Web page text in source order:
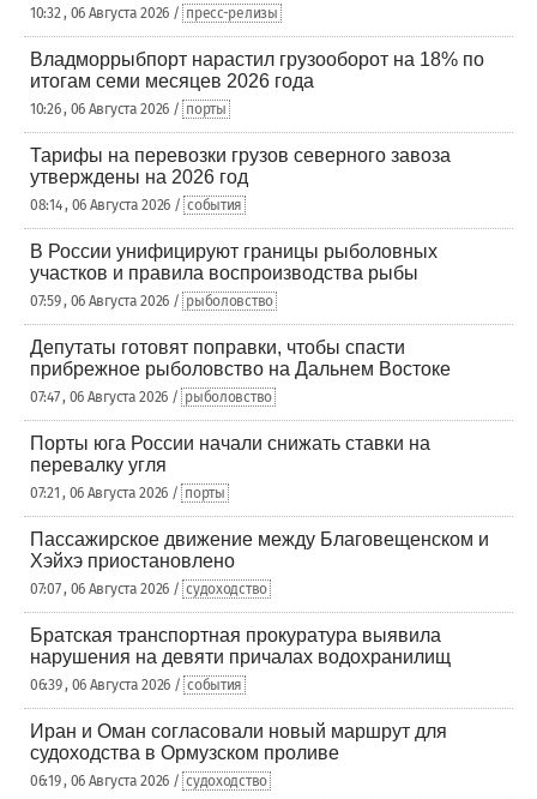
10:32 , 06 Августа 2026 / пресс-релизы
Владморрыбпорт нарастил грузооборот на 18% по
итогам семи месяцев 2026 года
10:26 , 06 Августа 2026 / порты
Тарифы на перевозки грузов северного завоза
утверждены на 2026 год
08:14 , 06 Августа 2026 / события
В России унифицируют границы рыболовных
участков и правила воспроизводства рыбы
07:59 , 06 Августа 2026 / рыболовство
Депутаты готовят поправки, чтобы спасти
прибрежное рыболовство на Дальнем Востоке
07:47 , 06 Августа 2026 / рыболовство
Порты юга России начали снижать ставки на
перевалку угля
07:21 , 06 Августа 2026 / порты
Пассажирское движение между Благовещенском и
Хэйхэ приостановлено
07:07 , 06 Августа 2026 / судоходство
Братская транспортная прокуратура выявила
нарушения на девяти причалах водохранилищ
06:39 , 06 Августа 2026 / события
Иран и Оман согласовали новый маршрут для
судоходства в Ормузском проливе
06:19 , 06 Августа 2026 / судоходство